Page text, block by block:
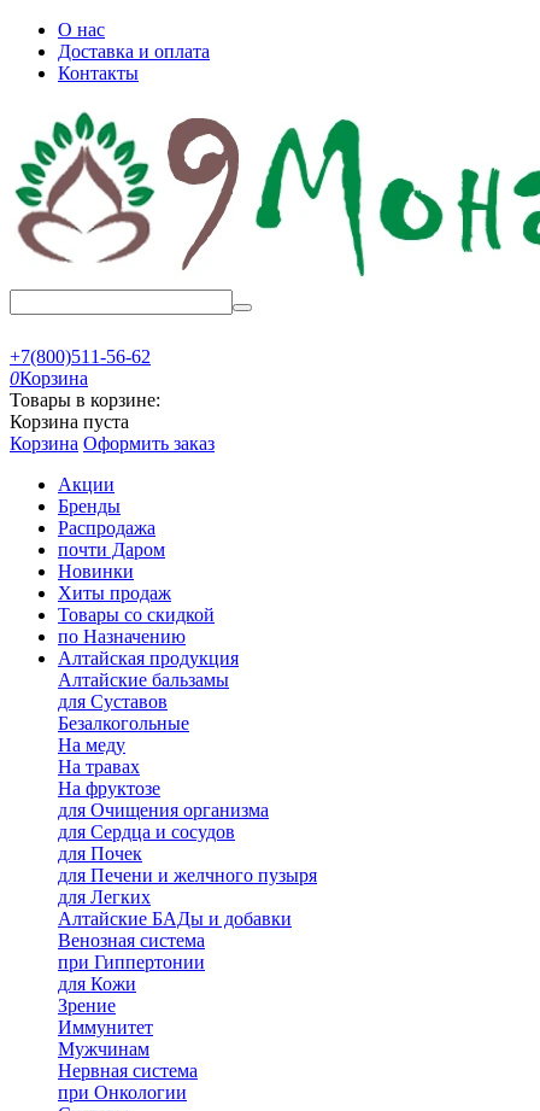
О нас
Доставка и оплата
Контакты
+7(800)511-56-62
0Корзина
Товары в корзине:
Корзина пуста
Корзина Оформить заказ
Акции
Бренды
Распродажа
почти Даром
Новинки
Хиты продаж
Товары со скидкой
по Назначению
Алтайская продукция
Алтайские бальзамы
для Суставов
Безалкогольные
На меду
На травах
На фруктозе
для Очищения организма
для Сердца и сосудов
для Почек
для Печени и желчного пузыря
для Легких
Алтайские БАДы и добавки
Венозная система
при Гиппертонии
для Кожи
Зрение
Иммунитет
Мужчинам
Нервная система
при Онкологии